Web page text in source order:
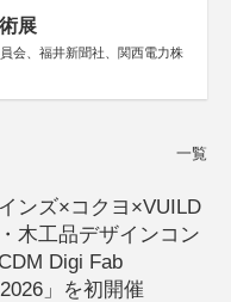
展
会、福井新聞社、関西電力株
一覧
ンズ×コクヨ×VUILD
木工品デザインコン
Digi Fab
」を初開催